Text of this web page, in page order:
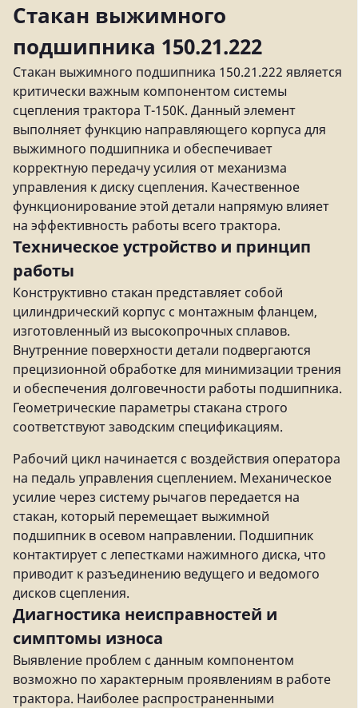
Стакан выжимного
подшипника 150.21.222
Стакан выжимного подшипника 150.21.222 является
критически важным компонентом системы
сцепления трактора Т-150К. Данный элемент
выполняет функцию направляющего корпуса для
выжимного подшипника и обеспечивает
корректную передачу усилия от механизма
управления к диску сцепления. Качественное
функционирование этой детали напрямую влияет
на эффективность работы всего трактора.
Техническое устройство и принцип
работы
Конструктивно стакан представляет собой
цилиндрический корпус с монтажным фланцем,
изготовленный из высокопрочных сплавов.
Внутренние поверхности детали подвергаются
прецизионной обработке для минимизации трения
и обеспечения долговечности работы подшипника.
Геометрические параметры стакана строго
соответствуют заводским спецификациям.
Рабочий цикл начинается с воздействия оператора
на педаль управления сцеплением. Механическое
усилие через систему рычагов передается на
стакан, который перемещает выжимной
подшипник в осевом направлении. Подшипник
контактирует с лепестками нажимного диска, что
приводит к разъединению ведущего и ведомого
дисков сцепления.
Диагностика неисправностей и
симптомы износа
Выявление проблем с данным компонентом
возможно по характерным проявлениям в работе
трактора. Наиболее распространенными